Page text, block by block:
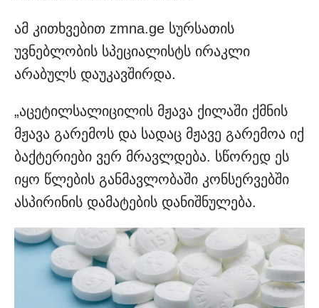
ამ კითხვებით zmna.ge სურსათის
უვნებლობის სპეციალისტს ირაკლი
არაბულს დაუკავშირდა.
„აცეტილსალიცილის მჟავა ქილაში ქმნის
მჟავა გარემოს და სადაც მჟავე გარემოა იქ
ბაქტერიები ვერ მრავლდება. სწორედ ეს
იყო წლების განმავლობაში კონსერვებში
ასპირინის დამატების დანიშნულება.